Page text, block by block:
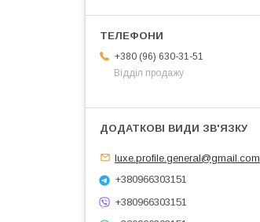
+380 (96) 630-31-51
Відділ продажу
luxe.profile.general@gmail.com
+380966303151
+380966303151